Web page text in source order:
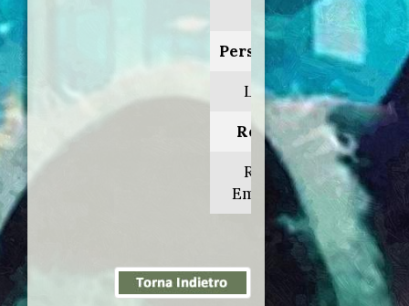
2004
Personaggio:
Luther
Regia di:
Roland
Emmerich